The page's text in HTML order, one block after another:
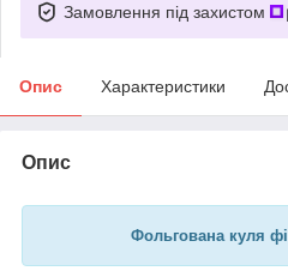
Замовлення під захистом
Опис Характеристики
Опис
Фольгована куля